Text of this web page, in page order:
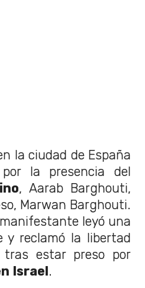
la ciudad de España
la presencia del
, Aarab Barghouti,
Marwan Barghouti.
leyó una
y reclamó la libertad
estar preso por
Israel.